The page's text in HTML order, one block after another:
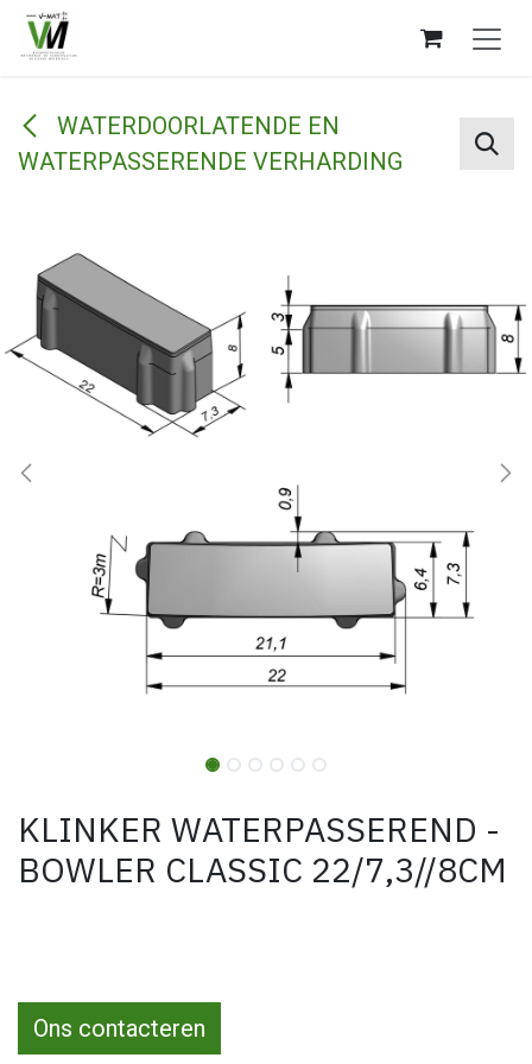
Overslaan naar inhoud
WATERDOORLATENDE EN
WATERPASSERENDE VERHARDING
KLINKER WATERPASSEREND -
BOWLER CLASSIC 22/7,3//8CM
Ons contacteren